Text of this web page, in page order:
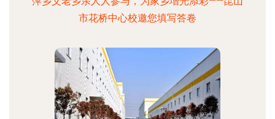
市花桥中心校邀您填写答卷